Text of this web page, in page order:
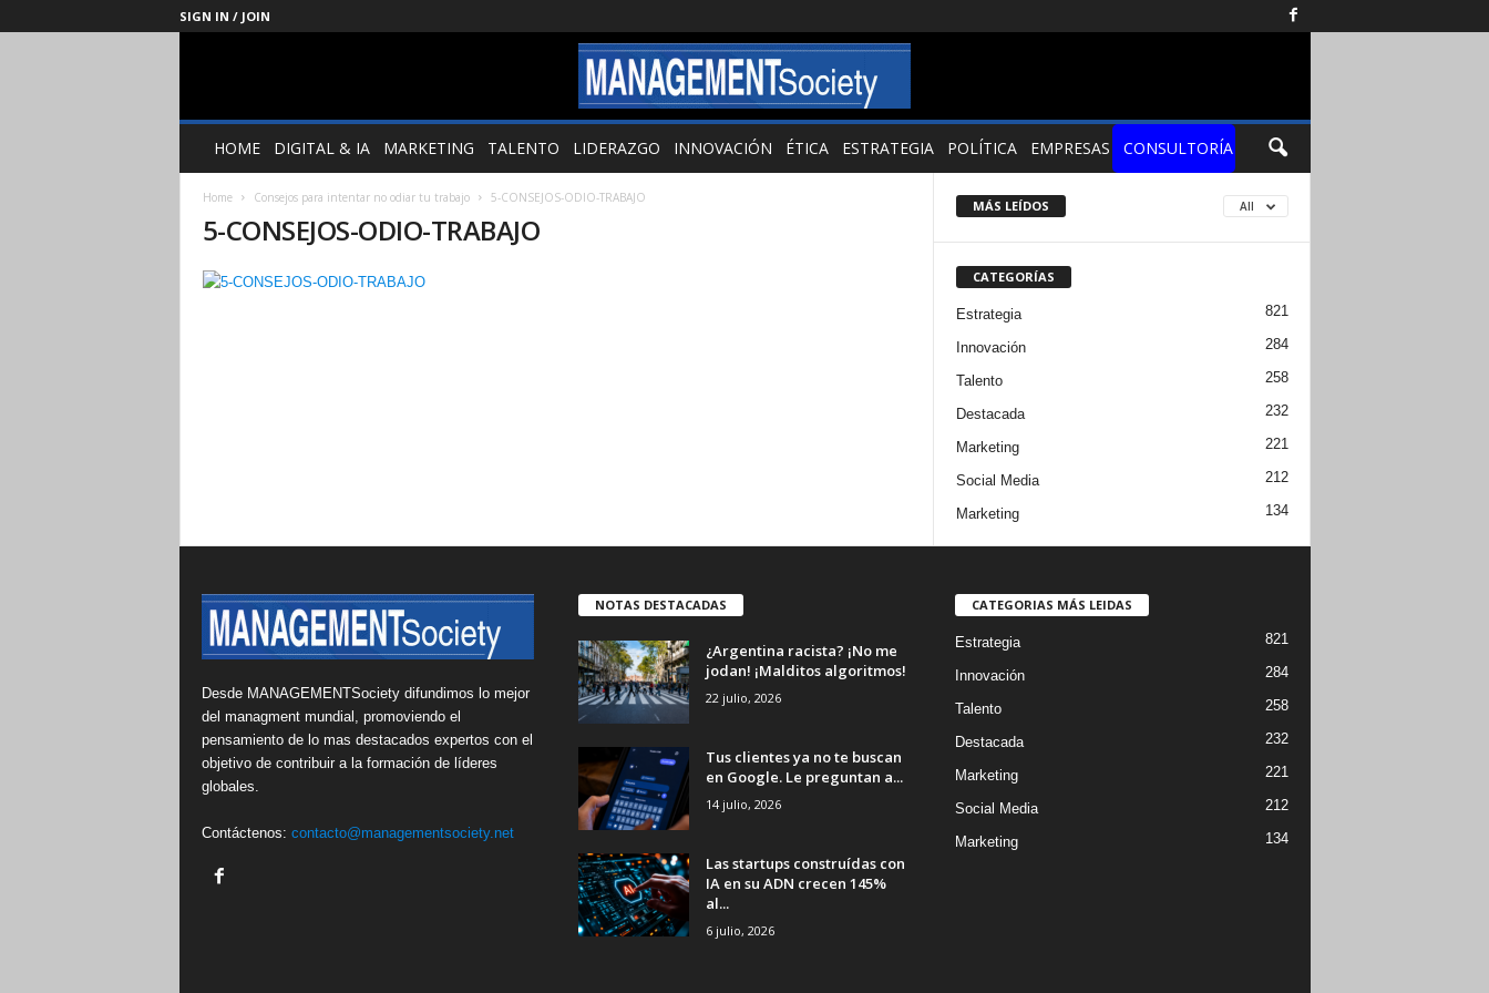
SIGN IN / JOIN
Management
SocietyHOME DIGITAL & IA MARKETING TALENTO LIDERAZGO INNOVACIÓN ÉTICA ESTRATEGIA POLÍTICA EMPRESAS CONSULTORÍA
Home Consejos para intentar no odiar tu trabajo 5-CONSEJOS-ODIO-TRABAJO
5-CONSEJOS-ODIO-TRABAJO
MÁS LEÍDOS All
CATEGORÍAS
Estrategia 821
Innovación 284
Talento 258
Destacada 232
Marketing 221
Social Media 212
Marketing 134
Desde MANAGEMENTSociety difundimos lo mejor
del managment mundial, promoviendo el
pensamiento de lo mas destacados expertos con el
objetivo de contribuir a la formación de líderes
globales.
Contáctenos: contacto@managementsociety.net
NOTAS DESTACADAS
¿Argentina racista? ¡No me
jodan! ¡Malditos algoritmos!
22 julio, 2026
Tus clientes ya no te buscan
en Google. Le preguntan a...
14 julio, 2026
Las startups construídas con
IA en su ADN crecen 145%
al...
6 julio, 2026
CATEGORIAS MÁS LEIDAS
Estrategia 821
Innovación 284
Talento 258
Destacada 232
Marketing 221
Social Media 212
Marketing 134